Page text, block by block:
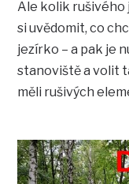
Ale kolik rušivého
si uvědomit, co
jezírko – a pak je
stanoviště a volit
měli rušivých